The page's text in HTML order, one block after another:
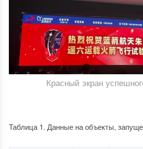
Красный экран
Таблица 1. Данные на объекты,